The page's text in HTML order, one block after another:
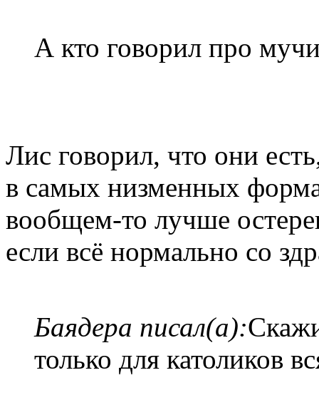
А кто говорил про
Лис говорил, что они
в самых низменных
вообщем-то лучше
если всё нормально со
Баядера писал(а):
только для католиков